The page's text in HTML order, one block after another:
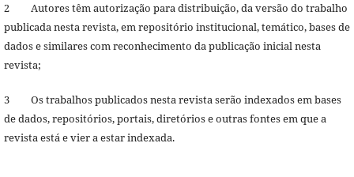
2 Autores têm autorização para distribuição, da versão do trabalho
publicada nesta revista, em repositório institucional, temático, bases de
dados e similares com reconhecimento da publicação inicial nesta
revista;
3 Os trabalhos publicados nesta revista serão indexados em bases
de dados, repositórios, portais, diretórios e outras fontes em que a
revista está e vier a estar indexada.